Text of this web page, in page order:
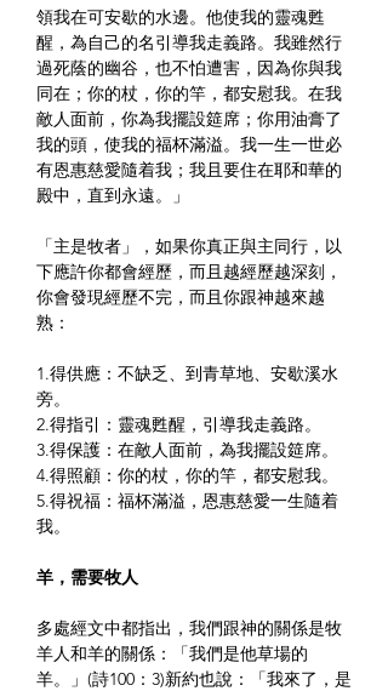
領我在可安歇的水邊。他使我的靈魂甦
醒，為自己的名引導我走義路。我雖然行
過死蔭的幽谷，也不怕遭害，因為你與我
同在；你的杖，你的竿，都安慰我。在我
敵人面前，你為我擺設筵席；你用油膏了
我的頭，使我的福杯滿溢。我一生一世必
有恩惠慈愛隨着我；我且要住在耶和華的
殿中，直到永遠。」
「主是牧者」，如果你真正與主同行，以
下應許你都會經歷，而且越經歷越深刻，
你會發現經歷不完，而且你跟神越來越
熟：
1.得供應：不缺乏、到青草地、安歇溪水
旁。
2.得指引：靈魂甦醒，引導我走義路。
3.得保護：在敵人面前，為我擺設筵席。
4.得照顧：你的杖，你的竿，都安慰我。
5.得祝福：福杯滿溢，恩惠慈愛一生隨着
我。
羊，需要牧人
多處經文中都指出，我們跟神的關係是牧
羊人和羊的關係：「我們是他草場的
羊。」(詩100：3)新約也說：「我來了，是